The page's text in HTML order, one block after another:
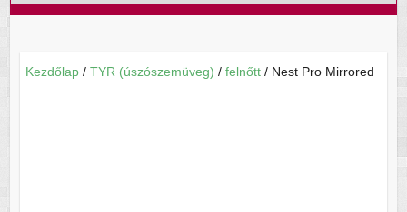
Kezdőlap/ TYR (úszószemüveg) / felnőtt/ Nest Pro Mirrored